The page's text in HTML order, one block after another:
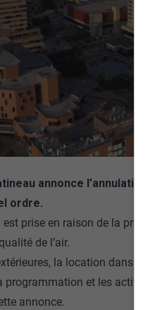
annonce l’annulation
ordre.
est prise en raison de la
de l’air.
la location dans les
programmation et les
annonce.